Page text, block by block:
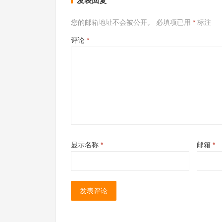
您的邮箱地址不会被公开。 必填项已用 * 标注
评论 *
显示名称 * 邮箱 *